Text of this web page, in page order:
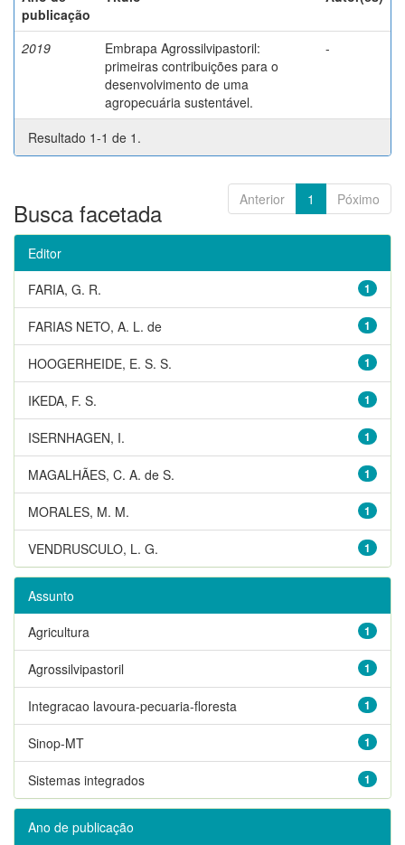
publicação
2019
Embrapa Agrossilvipastoril:
primeiras contribuições para o
desenvolvimento de uma
agropecuária sustentável.
-
Resultado 1-1 de 1.
Anterior 1 Póximo
Busca facetada
Editor
1
FARIA, G. R.
1
FARIAS NETO, A. L. de
1
HOOGERHEIDE, E. S. S.
1
IKEDA, F. S.
1
ISERNHAGEN, I.
1
MAGALHÃES, C. A. de S.
1
MORALES, M. M.
1
VENDRUSCULO, L. G.
Assunto
1
Agricultura
1
Agrossilvipastoril
1
Integracao lavoura-pecuaria-floresta
1
Sinop-MT
1
Sistemas integrados
Ano de publicação